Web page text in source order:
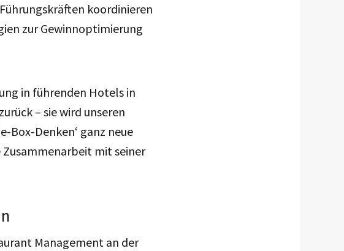
koordinieren
zur Gewinnoptimierung
in führenden Hotels in
– sie wird unseren
Box-Denken‘ ganz neue
Zusammenarbeit mit seiner
Management an der